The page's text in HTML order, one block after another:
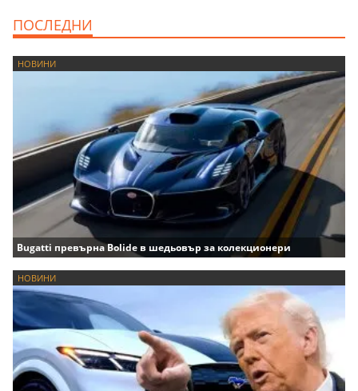
ПОСЛЕДНИ
НОВИНИ
Bugatti превърна Bolide в шедьовър за колекционери
НОВИНИ